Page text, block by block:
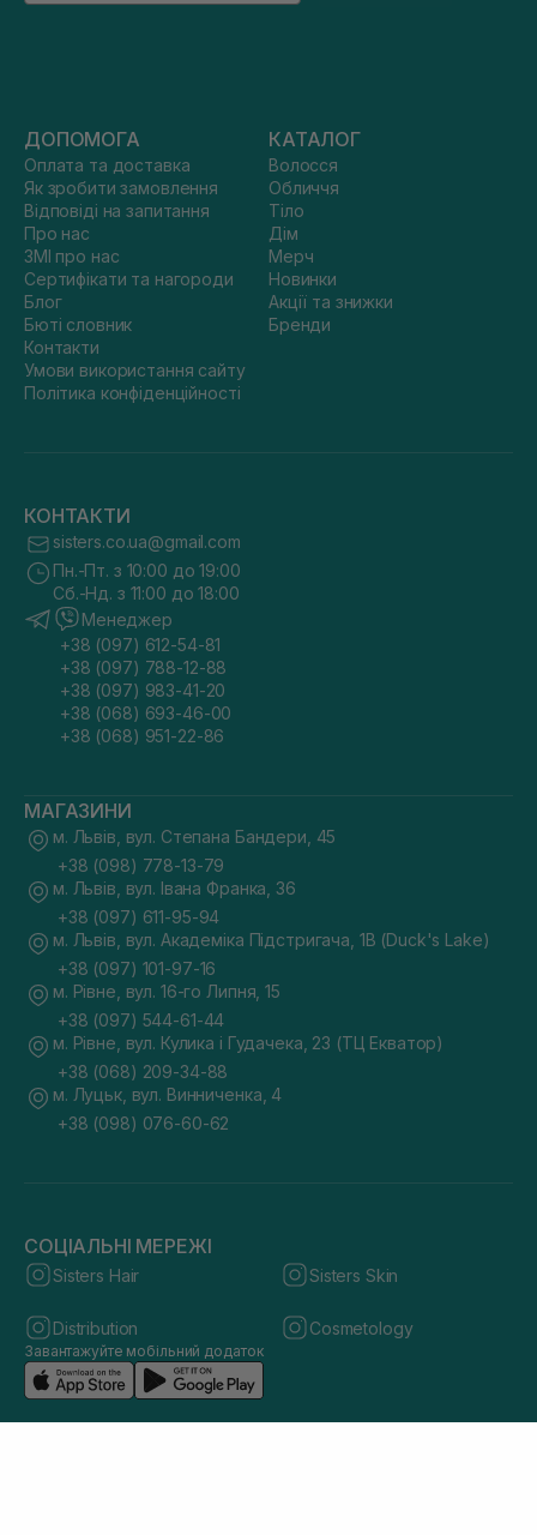
ДОПОМОГА
Оплата та доставка
Як зробити замовлення
Відповіді на запитання
Про нас
ЗМІ про нас
Сертифікати та нагороди
Блог
Бюті словник
Контакти
Умови використання сайту
Політика конфіденційності
КАТАЛОГ
Волосся
Обличчя
Тіло
Дім
Мерч
Новинки
Акції та знижки
Бренди
КОНТАКТИ
sisters.co.ua@gmail.com
Пн.-Пт. з 10:00 до 19:00
Сб.-Нд. з 11:00 до 18:00
Менеджер
+38 (097) 612-54-81
+38 (097) 788-12-88
+38 (097) 983-41-20
+38 (068) 693-46-00
+38 (068) 951-22-86
МАГАЗИНИ
м. Львів, вул. Степана Бандери, 45
+38 (098) 778-13-79
м. Львів, вул. Івана Франка, 36
+38 (097) 611-95-94
м. Львів, вул. Академіка Підстригача, 1В (Duck's Lake)
+38 (097) 101-97-16
м. Рівне, вул. 16-го Липня, 15
+38 (097) 544-61-44
м. Рівне, вул. Кулика і Гудачека, 23 (ТЦ Екватор)
+38 (068) 209-34-88
м. Луцьк, вул. Винниченка, 4
+38 (098) 076-60-62
СОЦІАЛЬНІ МЕРЕЖІ
Sisters Hair Sisters Skin
Distribution Cosmetology
Завантажуйте мобільний додаток